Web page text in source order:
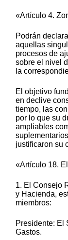
«Artículo 4.
Podrán
aquellas
procesos de
sobre el nivel
la
El objetivo
en declive
tiempo, las
por lo que su
ampliables
justificaron su
«Artículo 18.
1. El Consejo
y Hacienda,
miembros:
Presidente: El
Gastos.